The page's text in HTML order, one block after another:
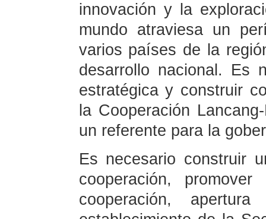
innovación y la
mundo atraviesa un
varios países de la
desarrollo nacional. Es
estratégica y construir
la Cooperación
un referente para la
Es necesario construir
cooperación,
cooperación,